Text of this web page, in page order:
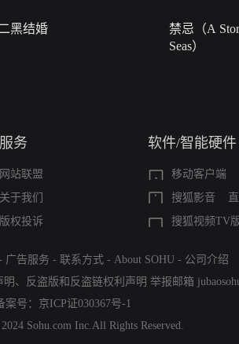
黑结婚
禁忌（A
Seas）
服务
网站联盟
关于我们
版权投诉
软件/智能硬件
移动客户端
搜狐影音
搜狐视频TV
广告服务 - 联系方式 - About SOHU - 公司介绍
明 、 反盗版和反盗链权利声明 举报邮箱
案号： 京ICP证030367号-1
Sohu.com Inc.All Rights Reserved.